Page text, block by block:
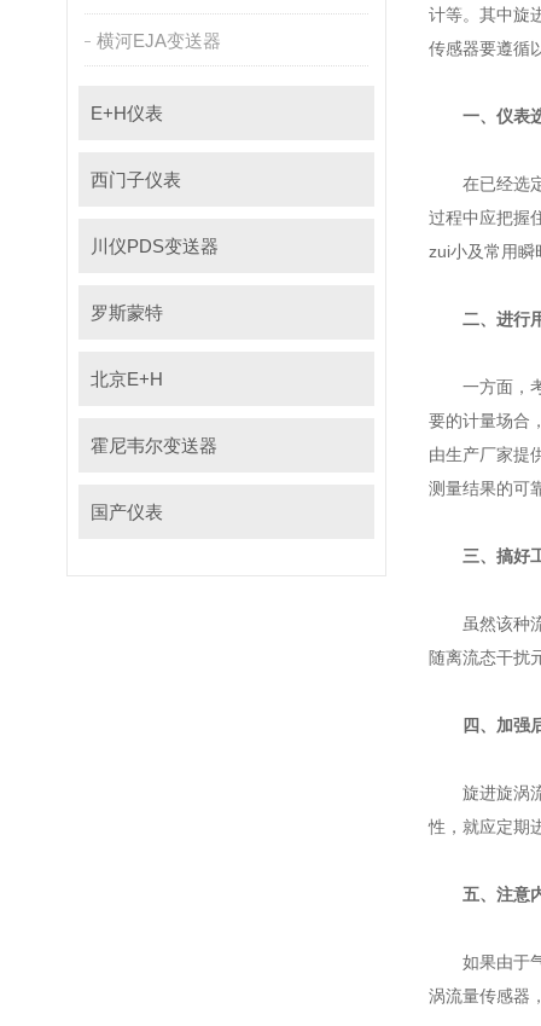
横河EJA变送器
E+H仪表
西门子仪表
川仪PDS变送器
罗斯蒙特
北京E+H
霍尼韦尔变送器
国产仪表
计等。其中
传感器要遵循以
一、仪
在已经选定了
过程中应把握住
zui小及常用瞬时
二、进
一方面
要的计量场合
由生产厂家提
测量结果的可
三、搞
虽然该种流
随离流态干扰
四、加
旋进旋涡流量
性，就应定
五、注意
如果由于气
涡流量传感器